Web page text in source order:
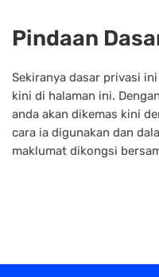
Pindaan
Sekiranya dasar privasi
kini di halaman ini.
anda akan dikemas kini
cara ia digunakan dan
maklumat dikongsi